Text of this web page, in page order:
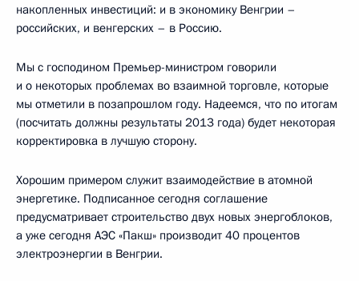
накопленных инвестиций: и в экономику Венгрии –
российских, и венгерских – в Россию.
Мы с господином Премьер-министром говорили
и о некоторых проблемах во взаимной торговле, которые
мы отметили в позапрошлом году. Надеемся, что по итогам
(посчитать должны результаты 2013 года) будет некоторая
корректировка в лучшую сторону.
Хорошим примером служит взаимодействие в атомной
энергетике. Подписанное сегодня соглашение
предусматривает строительство двух новых энергоблоков,
а уже сегодня АЭС «Пакш» производит 40 процентов
электроэнергии в Венгрии.